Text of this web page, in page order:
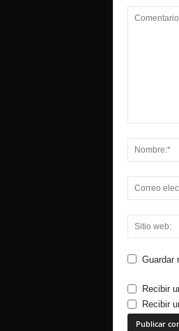
Guardar
Recibir
Recibir